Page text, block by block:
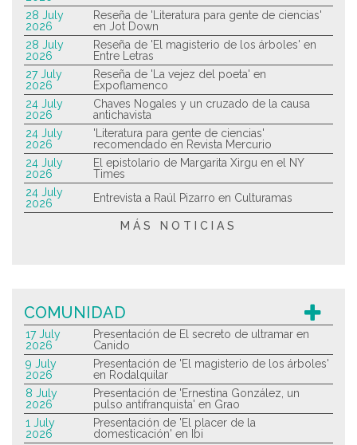
28 July
2026
Reseña de 'Literatura para gente de ciencias'
en Jot Down
28 July
2026
Reseña de 'El magisterio de los árboles' en
Entre Letras
27 July
2026
Reseña de 'La vejez del poeta' en
Expoflamenco
24 July
2026
Chaves Nogales y un cruzado de la causa
antichavista
24 July
2026
'Literatura para gente de ciencias'
recomendado en Revista Mercurio
24 July
2026
El epistolario de Margarita Xirgu en el NY
Times
24 July
2026
Entrevista a Raúl Pizarro en Culturamas
MÁS NOTICIAS
COMUNIDAD
17 July
2026
Presentación de El secreto de ultramar en
Canido
9 July
2026
Presentación de 'El magisterio de los árboles'
en Rodalquilar
8 July
2026
Presentación de 'Ernestina González, un
pulso antifranquista' en Grao
1 July
2026
Presentación de 'El placer de la
domesticación' en Ibi